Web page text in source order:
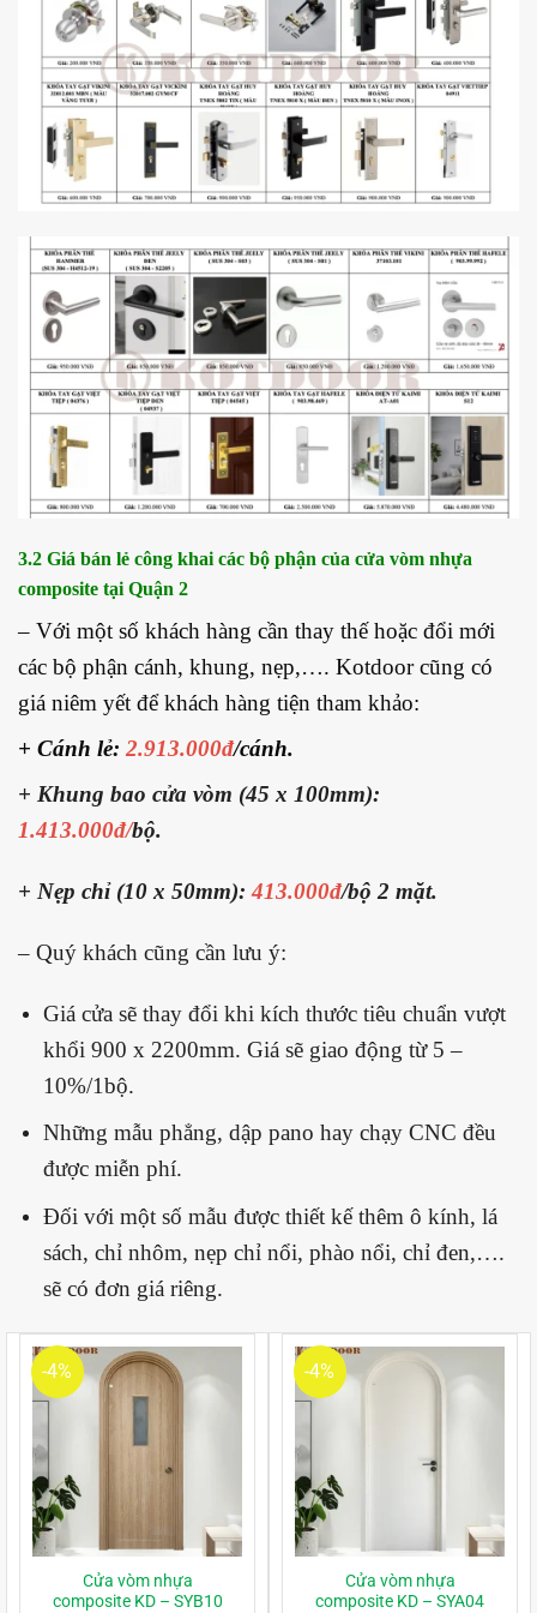
3.2 Giá bán lẻ công khai các bộ phận của cửa vòm nhựa
composite tại Quận 2
– Với một số khách hàng cần thay thế hoặc đổi mới
các bộ phận cánh, khung, nẹp,…. Kotdoor cũng có
giá niêm yết để khách hàng tiện tham khảo:
+ Cánh lẻ:2.913.000đ/cánh.
+ Khung bao cửa vòm (45 x 100mm):
1.413.000đ/bộ.
+ Nẹp chỉ (10 x 50mm):413.000đ/bộ 2 mặt.
– Quý khách cũng cần lưu ý:
Giá cửa sẽ thay đổi khi kích thước tiêu chuẩn vượt
khổi 900 x 2200mm. Giá sẽ giao động từ 5 –
10%/1bộ.
Những mẫu phẳng, dập pano hay chạy CNC đều
được miễn phí.
Đối với một số mẫu được thiết kế thêm ô kính, lá
sách, chỉ nhôm, nẹp chỉ nổi, phào nổi, chỉ đen,….
sẽ có đơn giá riêng.
-4%
Cửa vòm nhựa
composite KD – SYB10
-4%
Cửa vòm nhựa
composite KD – SYA04